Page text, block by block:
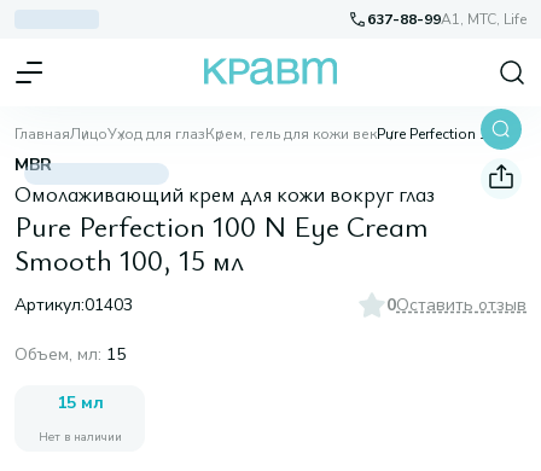
637-88-99A1, МТС, Life
ГлавнаяЛицоУход для глазКрем, гель для кожи век Pure Perfection 100 N Eye Cream Smooth 100, 15 мл
MBR
Омолаживающий крем для кожи вокруг глаз
Pure Perfection 100 N Eye Cream
Smooth 100, 15 мл
Артикул:01403 0Оставить отзыв
Объем, мл: 15
15 мл
Нет в наличии